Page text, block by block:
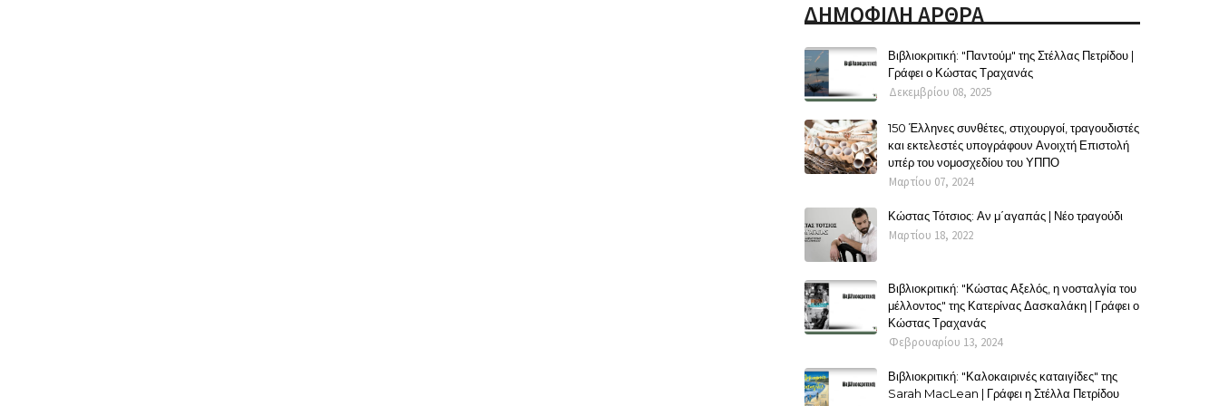
ΔΗΜΟΦΙΛΗ ΑΡΘΡΑ
Βιβλιοκριτική: "Παντούμ" της Στέλλας Πετρίδου |
Γράφει ο Κώστας Τραχανάς
Δεκεμβρίου 08, 2025
150 Έλληνες συνθέτες, στιχουργοί, τραγουδιστές
και εκτελεστές υπογράφουν Ανοιχτή Επιστολή
υπέρ του νομοσχεδίου του ΥΠΠΟ
Μαρτίου 07, 2024
Κώστας Τότσιος: Αν μ΄αγαπάς | Νέο τραγούδι
Μαρτίου 18, 2022
Βιβλιοκριτική: "Κώστας Αξελός, η νοσταλγία του
μέλλοντος" της Κατερίνας Δασκαλάκη | Γράφει ο
Κώστας Τραχανάς
Φεβρουαρίου 13, 2024
Βιβλιοκριτική: "Καλοκαιρινές καταιγίδες" της
Sarah MacLean | Γράφει η Στέλλα Πετρίδου